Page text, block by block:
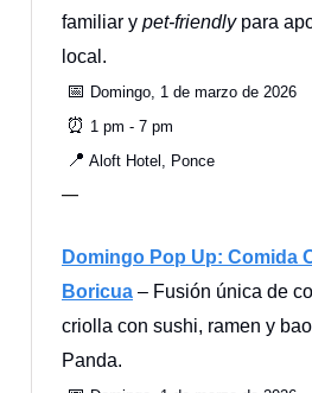
familiar y pet‑friendlypara
local.
📅 Domingo, 1 de marzo de 2026
⏰ 1 pm - 7 pm
📍 Aloft Hotel, Ponce
—
Domingo Pop Up: Comida
Boricua – Fusión única de
criolla con sushi, ramen y
Panda.